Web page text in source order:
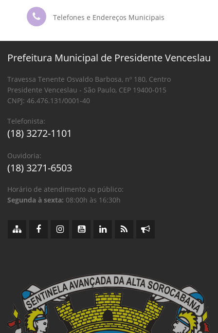
Telefones e Endereços Municipais
Prefeitura Municipal de Presidente Venceslau
Travessa Tenente Osvaldo Barbosa, nº 180, Centro
Presidente Venceslau - São Paulo, CEP 19400-015
CNPJ: 46.476.131/0001-40
Telefonista:
(18) 3272-1101
Ouvidoria:
(18) 3271-6503
Horário de atendimento ao público:
Segunda à sexta: 08:00h às 16:30h